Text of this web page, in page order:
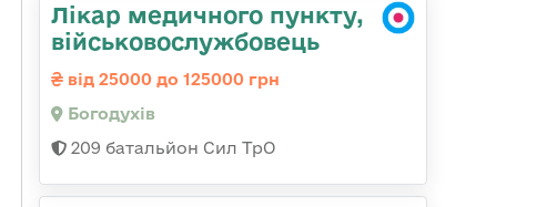
Лікар медичного пункту,
військовослужбовець
від 25000 до 125000 грн
Богодухів
209 батальйон Сил ТрО